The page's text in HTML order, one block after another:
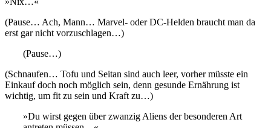
(Pause… Ach, Mann… Marvel- oder DC-Helden braucht man da
erst gar nicht vorzuschlagen…)
(Pause…)
(Schnaufen… Tofu und Seitan sind auch leer, vorher müsste ein
Einkauf doch noch möglich sein, denn gesunde Ernährung ist
wichtig, um fit zu sein und Kraft zu…)
»Du wirst gegen über zwanzig Aliens der besonderen Art